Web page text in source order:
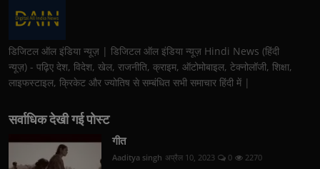
डिजिटल ऑल इंडिया न्यूज़ | डिजिटल ऑल इंडिया न्यूज़ Hindi News (हिंदी
न्यूज़) - पढ़िए देश, विदेश, खेल, राजनीति, क्राइम, ऑटोमोबाइल, टेक्नोलॉजी, शिक्षा,
लाइफस्टाइल, क्रिकेट और ज्योतिष से सम्बंधित सभी समाचार हिंदी में |
सर्वाधिक देखी गई पोस्ट
गीत
Aaditya singh अप्रैल 10, 2023 0 2270